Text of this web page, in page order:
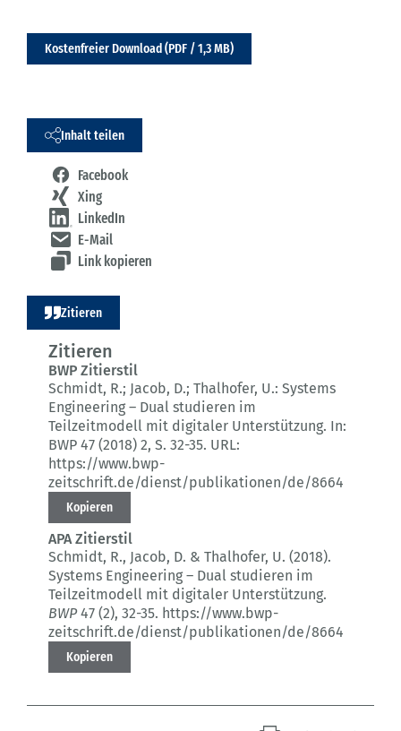
Kostenfreier Download (PDF / 1,3 MB)
Inhalt teilen
Facebook
Xing
LinkedIn
E-Mail
Link kopieren
Zitieren
Zitieren
BWP Zitierstil
Schmidt, R.; Jacob, D.; Thalhofer, U.: Systems
Engineering – Dual studieren im
Teilzeitmodell mit digitaler Unterstützung. In:
BWP 47 (2018) 2, S. 32-35. URL:
https://www.bwp-
zeitschrift.de/dienst/publikationen/de/8664
Kopieren
APA Zitierstil
Schmidt, R., Jacob, D. & Thalhofer, U. (2018).
Systems Engineering – Dual studieren im
Teilzeitmodell mit digitaler Unterstützung.
BWP47 (2), 32-35. https://www.bwp-
zeitschrift.de/dienst/publikationen/de/8664
Kopieren